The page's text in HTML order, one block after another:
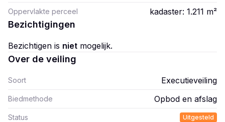
Oppervlakte perceel kadaster: 1.211 m²
Bezichtigingen
Bezichtigen is niet mogelijk.
Over de veiling
Soort Executieveiling
Biedmethode Opbod en afslag
Status Uitgesteld